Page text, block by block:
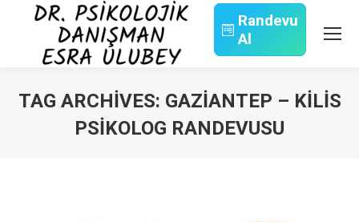
Randevu
Al
TAG ARCHIVES: GAZIANTEP – KILIS
PSIKOLOG RANDEVUSU